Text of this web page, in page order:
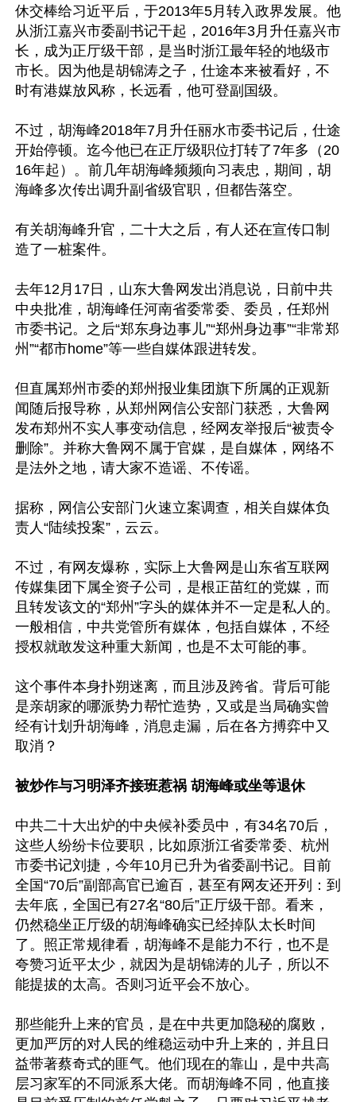
休交棒给习近平后，于2013年5月转入政界发展。他
从浙江嘉兴市委副书记干起，2016年3月升任嘉兴市
长，成为正厅级干部，是当时浙江最年轻的地级市
市长。因为他是胡锦涛之子，仕途本来被看好，不
时有港媒放风称，长远看，他可登副国级。
不过，胡海峰2018年7月升任丽水市委书记后，仕途
开始停顿。迄今他已在正厅级职位打转了7年多（20
16年起）。前几年胡海峰频频向习表忠，期间，胡
海峰多次传出调升副省级官职，但都告落空。
有关胡海峰升官，二十大之后，有人还在宣传口制
造了一桩案件。
去年12月17日，山东大鲁网发出消息说，日前中共
中央批准，胡海峰任河南省委常委、委员，任郑州
市委书记。之后“郑东身边事儿”“郑州身边事”“非常郑
州”“都市home”等一些自媒体跟进转发。
但直属郑州市委的郑州报业集团旗下所属的正观新
闻随后报导称，从郑州网信公安部门获悉，大鲁网
发布郑州不实人事变动信息，经网友举报后“被责令
删除”。并称大鲁网不属于官媒，是自媒体，网络不
是法外之地，请大家不造谣、不传谣。
据称，网信公安部门火速立案调查，相关自媒体负
责人“陆续投案”，云云。
不过，有网友爆称，实际上大鲁网是山东省互联网
传媒集团下属全资子公司，是根正苗红的党媒，而
且转发该文的“郑州”字头的媒体并不一定是私人的。
一般相信，中共党管所有媒体，包括自媒体，不经
授权就敢发这种重大新闻，也是不太可能的事。
这个事件本身扑朔迷离，而且涉及跨省。背后可能
是亲胡家的哪派势力帮忙造势，又或是当局确实曾
经有计划升胡海峰，消息走漏，后在各方搏弈中又
取消？
被炒作与习明泽齐接班惹祸 胡海峰或坐等退休
中共二十大出炉的中央候补委员中，有34名70后，
这些人纷纷卡位要职，比如原浙江省委常委、杭州
市委书记刘捷，今年10月已升为省委副书记。目前
全国“70后”副部高官已逾百，甚至有网友还开列：到
去年底，全国已有27名“80后”正厅级干部。看来，
仍然稳坐正厅级的胡海峰确实已经掉队太长时间
了。照正常规律看，胡海峰不是能力不行，也不是
夸赞习近平太少，就因为是胡锦涛的儿子，所以不
能提拔的太高。否则习近平会不放心。
那些能升上来的官员，是在中共更加隐秘的腐败，
更加严厉的对人民的维稳运动中升上来的，并且日
益带著蔡奇式的匪气。他们现在的靠山，是中共高
层习家军的不同派系大佬。而胡海峰不同，他直接